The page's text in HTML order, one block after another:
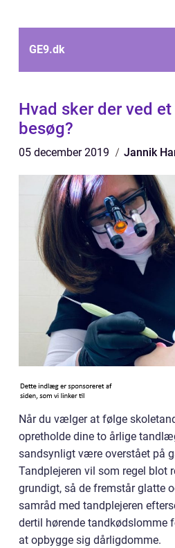
GE9.dk
Hvad sker der ved
besøg?
05 december 2019 Jannik
Når du vælger at følge
opretholde dine to årlige
sandsynligt være overstået på
Tandplejeren vil som regel blot
grundigt, så de fremstår glatte
samråd med tandplejeren
dertil hørende tandkødslomme
at opbygge sig dårligdomme.